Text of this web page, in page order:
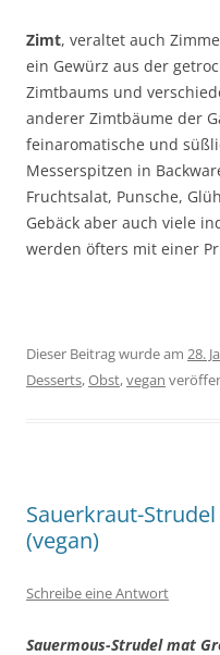
Zimt, veraltet auch
ein Gewürz aus der
Zimtbaums und
anderer Zimtbäume der
feinaromatische und
Messerspitzen in
Fruchtsalat, Punsche,
Gebäck aber auch viele
werden öfters mit einer
Dieser Beitrag wurde am 28.
Desserts,Obst,vegan
Sauerkraut-
(vegan)
Schreibe eine Antwort
Sauermous-Strudel mat